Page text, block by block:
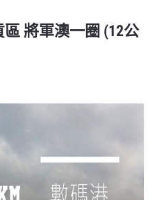
區 將軍澳一圈 (12公